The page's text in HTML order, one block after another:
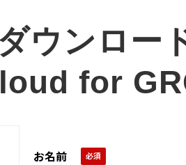
ウンロー
for
お名前